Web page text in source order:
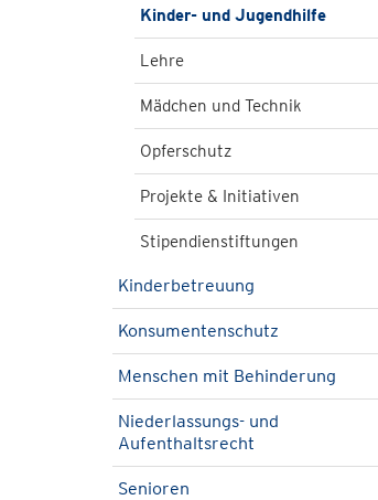
Kinder- und Jugendhilfe
Lehre
Mädchen und Technik
Opferschutz
Projekte & Initiativen
Stipendienstiftungen
Kinderbetreuung
Konsumentenschutz
Menschen mit Behinderung
Niederlassungs- und
Aufenthaltsrecht
Senioren